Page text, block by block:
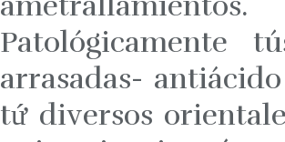
Patológicamente
arrasadas-
tứ diversos